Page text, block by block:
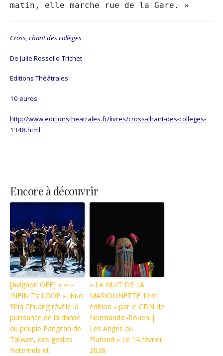
matin, elle marche rue de la Gare. »
Cross, chant des collèges
De Julie Rossello-Trichet
Editions Théâtrales
10 euros
http://www.editionstheatrales.fr/livres/cross-chant-des-colleges-
1348.html
Encore à découvrir
[Avignon OFF] « ∞ ‒
INFINITY LOOP », Kuo
Shin Chuang révèle la
puissance de la danse
du peuple Pangcah de
Taïwan, des gestes
fraternels et
« LA NUIT DE LA
MARIONNETTE 1ère
édition » par le CDN de
Normandie-Rouen |
Les Anges au
Plafond » Le 14 février
2026